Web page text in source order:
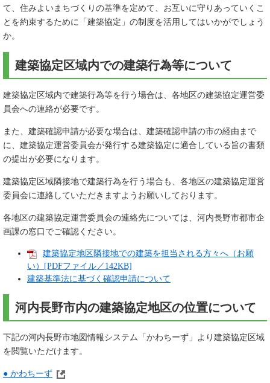
て、住みよいまちづくりの基準を定めて、お互いに守りあっていくこ
とを約束するために「建築協定」の制度を活用してはいかがでしょう
か。
建築協定区域内での建築行為等について
建築協定区域内で建築行為等を行う場合は、各地区の建築協定運営委
員会への連絡が必要です。
また、建築確認申請が必要な場合は、建築確認申請の市の経由まで
に、建築協定運営委員会が発行する建築協定に適合している旨の書類
の提出が必要になります。
建築協定区域隣接地で建築行為を行う場合も、各地区の建築協定運営
委員会に連絡していただきますようお願いしております。
各地区の建築協定運営委員会の連絡先については、河内長野市都市企
画課の窓口でご確認ください。
建築協定地区隣接地での建築を担当される方々へ（お願
い）[PDFファイル／142KB]
建築基準法に基づく確認申請について
河内長野市内の建築協定地区の位置について
下記の河内長野市地図情報システム「かわちーず」より建築協定区域
を閲覧いただけます。
● かわちーず